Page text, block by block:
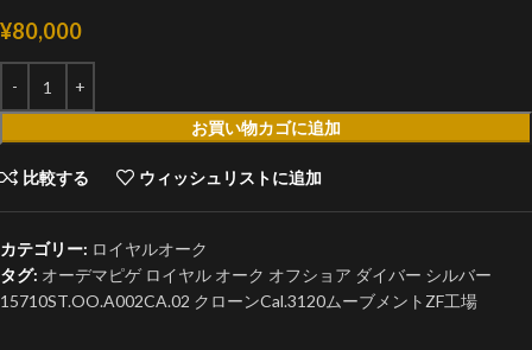
¥80,000
お買い物カゴに追加
比較する ウィッシュリストに追加
カテゴリー: ロイヤルオーク
タグ: オーデマピゲ ロイヤル オーク オフショア ダイバー シルバー
15710ST.OO.A002CA.02 クローンCal.3120ムーブメントZF工場